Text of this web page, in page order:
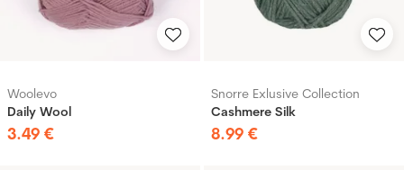
Woolevo
Daily Wool
3.49 €
Snorre Exlusive Collection
Cashmere Silk
8.99 €